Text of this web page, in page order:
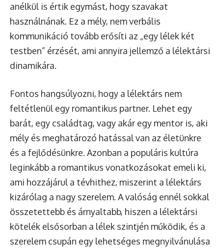
anélkül is értik egymást, hogy szavakat
használnának. Ez a mély, nem verbális
kommunikáció tovább erősíti az „egy lélek két
testben” érzését, ami annyira jellemző a lélektársi
dinamikára.
Fontos hangsúlyozni, hogy a lélektárs nem
feltétlenül egy romantikus partner. Lehet egy
barát, egy családtag, vagy akár egy mentor is, aki
mély és meghatározó hatással van az életünkre
és a fejlődésünkre. Azonban a populáris kultúra
leginkább a romantikus vonatkozásokat emeli ki,
ami hozzájárul a tévhithez, miszerint a lélektárs
kizárólag a nagy szerelem. A valóság ennél sokkal
összetettebb és árnyaltabb, hiszen a lélektársi
kötelék elsősorban a lélek szintjén működik, és a
szerelem csupán egy lehetséges megnyilvánulása